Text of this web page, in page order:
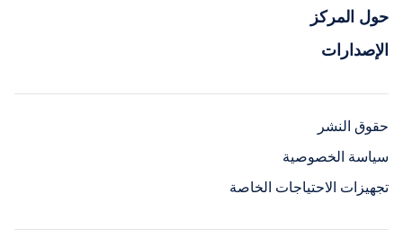
حول المركز
الإصدارات
حقوق النشر
سياسة الخصوصية
تجهيزات الاحتياجات الخاصة